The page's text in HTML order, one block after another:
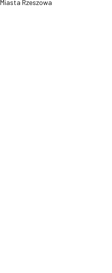
Miasta Rzeszowa